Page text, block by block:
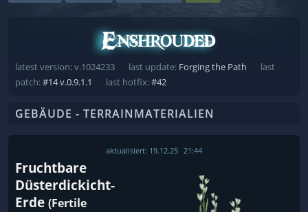
latest version: v.1024233 last update: Forging the Path
last
patch:#14 v.0.9.1.1 last hotfix:#42
GEBÄUDE - TERRAINMATERIALIEN
aktualisiert: 19.12.25 21:44
Fruchtbare
Düsterdickicht-
Erde (Fertile